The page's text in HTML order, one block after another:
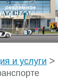
и услуги >